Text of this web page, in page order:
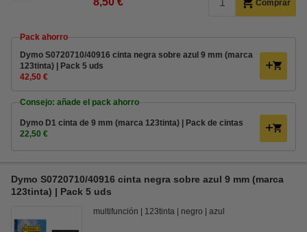
Comprar
Pack ahorro
Dymo S0720710/40916 cinta negra sobre azul 9 mm (marca
123tinta) | Pack 5 uds
42,50 €
Consejo: añade el pack ahorro
Dymo D1 cinta de 9 mm (marca 123tinta) | Pack de cintas
22,50 €
Dymo S0720710/40916 cinta negra sobre azul 9 mm (marca
123tinta) | Pack 5 uds
multifunción 123tinta negro azul